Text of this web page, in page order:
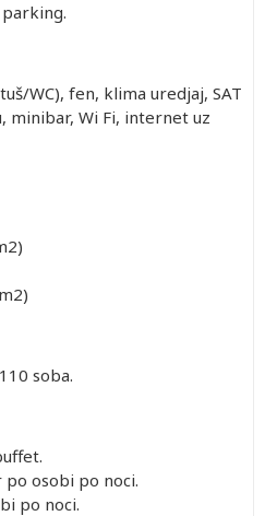
WC), fen, klima uredjaj, SAT
minibar, Wi Fi, internet uz
soba.
po osobi po noci.
po noci.